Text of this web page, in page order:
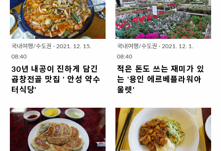
국내여행/수도권 · 2021. 12. 15.
08:40
30년 내공이 진하게 담긴
곱창전골 맛집 ' 안성 약수
터식당'
나 명절 때는 교통체증을 꼭 경험하
는데요. 고속도로가 막힐게 뻔하니
최대한 국도를 이용합니다. 1번 국
도는 고속도로만큼이나 밀리기 때
국내여행/수도권 · 2021. 12. 1.
08:40
적은 돈도 쓰는 재미가 있
는 '용인 에르베플라워아
울렛'
30분이면 가는 가까운 이웃동네인
데요. 예전에는 오이,토마토,, ,등 하
우스 농작물을 키우던 동네였는데...
(이거 정말 10여년쯤 오래된 사실이